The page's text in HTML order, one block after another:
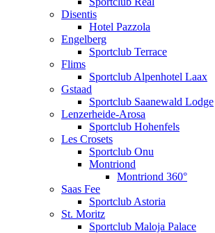
Disentis
Hotel Pazzola
Engelberg
Sportclub Terrace
Flims
Sportclub Alpenhotel Laax
Gstaad
Sportclub Saanewald Lodge
Lenzerheide-Arosa
Sportclub Hohenfels
Les Crosets
Sportclub Onu
Montriond
Montriond 360°
Saas Fee
Sportclub Astoria
St. Moritz
Sportclub Maloja Palace